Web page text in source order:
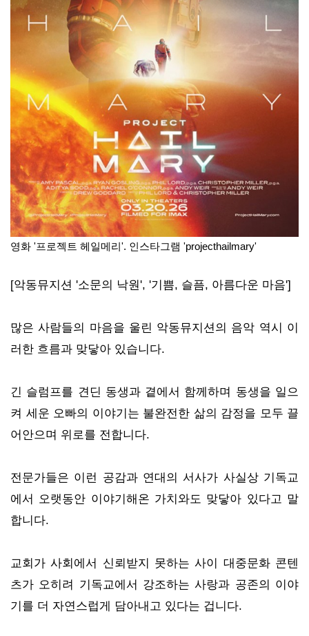
영화 '프로젝트 헤일메리'. 인스타그램 'projecthailmary'
[악동뮤지션 '소문의 낙원', '기쁨, 슬픔, 아름다운 마음']
많은 사람들의 마음을 울린 악동뮤지션의 음악 역시 이
러한 흐름과 맞닿아 있습니다.
긴 슬럼프를 견딘 동생과 곁에서 함께하며 동생을 일으
켜 세운 오빠의 이야기는 불완전한 삶의 감정을 모두 끌
어안으며 위로를 전합니다.
전문가들은 이런 공감과 연대의 서사가 사실상 기독교
에서 오랫동안 이야기해온 가치와도 맞닿아 있다고 말
합니다.
교회가 사회에서 신뢰받지 못하는 사이 대중문화 콘텐
츠가 오히려 기독교에서 강조하는 사랑과 공존의 이야
기를 더 자연스럽게 담아내고 있다는 겁니다.